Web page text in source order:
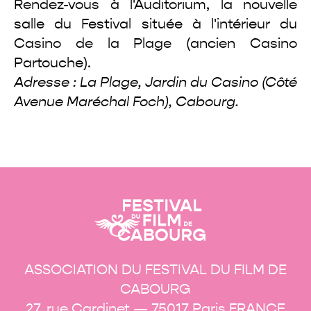
Rendez-vous à l'Auditorium, la nouvelle
salle du Festival située à l'intérieur du
Casino de la Plage (ancien Casino
Partouche).
Adresse : La Plage, Jardin du Casino (Côté
Avenue Maréchal Foch), Cabourg.
ASSOCIATION DU FESTIVAL DU FILM DE
CABOURG